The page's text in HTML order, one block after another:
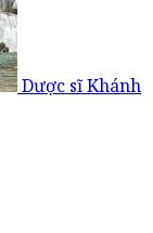
Dược sĩ Khánh